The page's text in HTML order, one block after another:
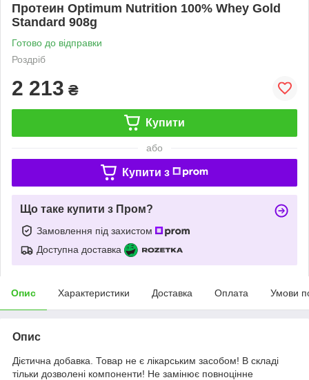
Протеин Optimum Nutrition 100% Whey Gold
Standard 908g
Готово до відправки
Роздріб
2 213 ₴
Купити
або
Купити з
Що таке купити з Пром?
Замовлення під захистом
Доступна доставка
Опис Характеристики Доставка Оплата Умови
Опис
Дієтична добавка. Товар не є лікарським засобом! В складі
тільки дозволені компоненти! Не замінює повноцінне